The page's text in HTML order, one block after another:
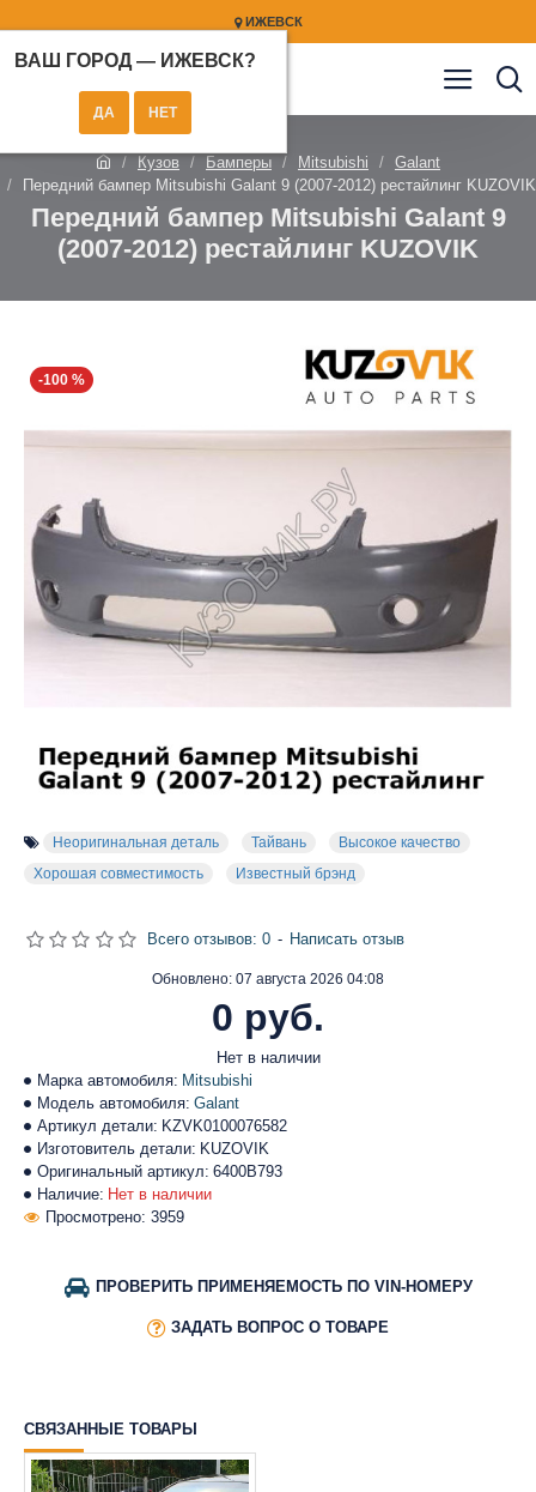
ИЖЕВСК
ВАШ ГОРОД — ИЖЕВСК?
Кузов Бамперы Mitsubishi
Galant
Передний бампер Mitsubishi Galant 9 (2007-2012) рестайлинг KUZOVIK
Передний бампер Mitsubishi Galant 9
(2007-2012) рестайлинг KUZOVIK
-100 %
Неоригинальная деталь Тайвань
Высокое качество
Хорошая совместимость
Известный брэнд
Наличие: Нет в наличии
Марка автомобиля: Mitsubishi
Модель автомобиля: Galant
Артикул детали: KZVK0100076582
Изготовитель детали: KUZOVIK
Оригинальный артикул: 6400B793
Просмотрено: 3959
Обновлено: 07 августа 2026 04:08
Нет в наличии
Всего отзывов: 0 - Написать отзыв
0 руб.
ПРОВЕРИТЬ ПРИМЕНЯЕМОСТЬ ПО VIN-НОМЕРУ
ЗАДАТЬ ВОПРОС О ТОВАРЕ
СВЯЗАННЫЕ ТОВАРЫ